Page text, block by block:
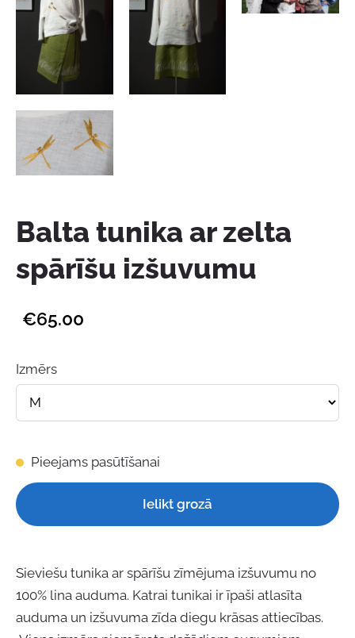
Balta tunika ar zelta
spārīšu izšuvumu
€65.00
Izmērs
Pieejams pasūtīšanai
Ielikt grozā
Sieviešu tunika ar spārīšu zīmējuma izšuvumu no
100% lina auduma. Katrai tunikai ir īpaši atlasīta
auduma un izšuvuma zīda diegu krāsas attiecības.